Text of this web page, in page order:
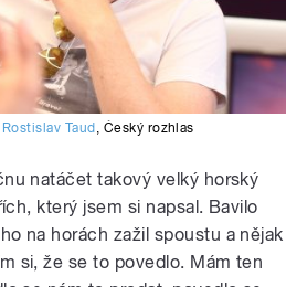
Rostislav Taud Český rozhlas
natáčet takový velký horský
který jsem si napsal. Bavilo
na horách zažil spoustu a nějak
si, že se to povedlo. Mám ten